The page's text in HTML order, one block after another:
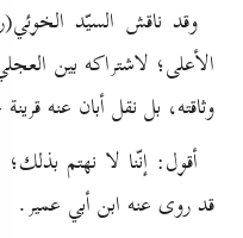
وقد ناقش السيّد
الأعلى؛ لاشتراكه بين
وثاقته، بل نقل أبان عنه
أقول: إنّنا لا نهتم
قد روى عنه ابن أبي عمير.